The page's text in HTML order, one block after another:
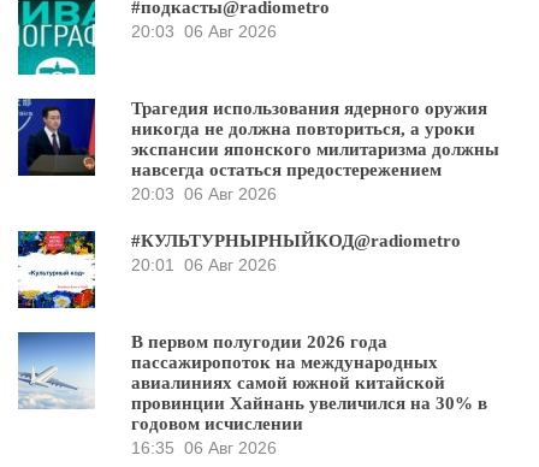
#подкасты@radiometro
20:03 06 Авг 2026
Трагедия использования ядерного оружия
никогда не должна повториться, а уроки
экспансии японского милитаризма должны
навсегда остаться предостережением
20:03 06 Авг 2026
#КУЛЬТУРНЫРНЫЙКОД@radiometro
20:01
06 Авг 2026
В первом полугодии 2026 года
пассажиропоток на международных
авиалиниях самой южной китайской
провинции Хайнань увеличился на 30% в
годовом исчислении
16:35 06 Авг 2026